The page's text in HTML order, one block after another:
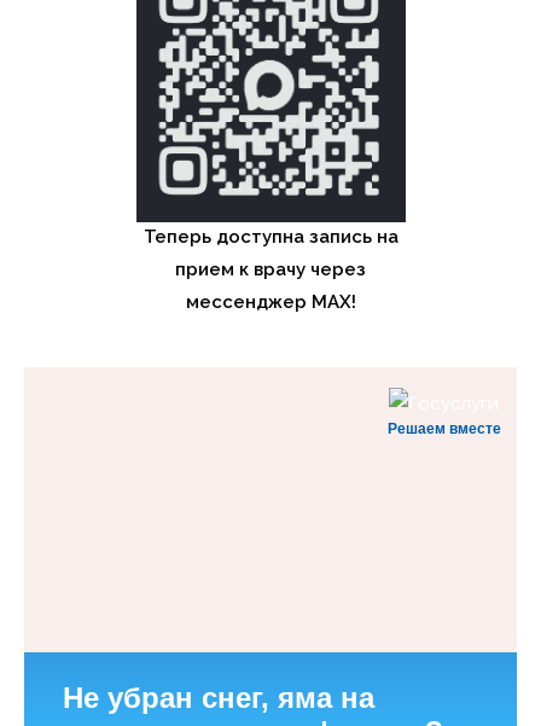
Теперь доступна запись на
прием к врачу через
мессенджер MAX!
Решаем вместе
Не убран снег, яма на